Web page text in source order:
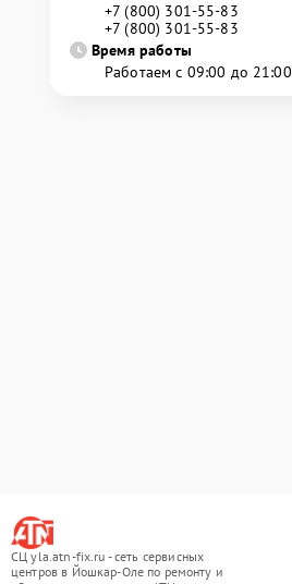
+7 (800) 301-55-83
+7 (800) 301-55-83
Время работы
Работаем с 09:00 до 21:00
СЦ yla.atn-fix.ru - сеть сервисных
центров в Йошкар-Оле по ремонту и